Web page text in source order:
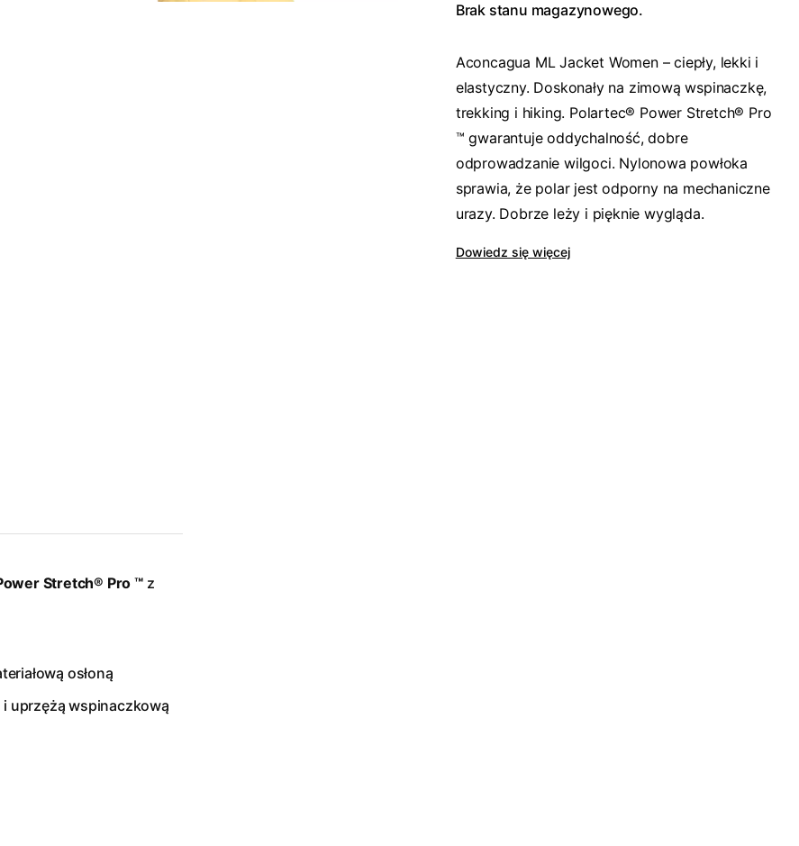
Brak stanu magazynowego.
Aconcagua ML Jacket Women – ciepły, lekki i
elastyczny. Doskonały na zimową wspinaczkę,
trekking i hiking. Polartec® Power Stretch® Pro
™ gwarantuje oddychalność, dobre
odprowadzanie wilgoci. Nylonowa powłoka
sprawia, że polar jest odporny na mechaniczne
urazy. Dobrze leży i pięknie wygląda.
Dowiedz się więcej
Stretch® Pro ™z
osłoną
uprzężą wspinaczkową